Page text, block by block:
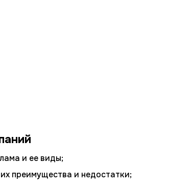
и ее виды;
преимущества и недостатки;